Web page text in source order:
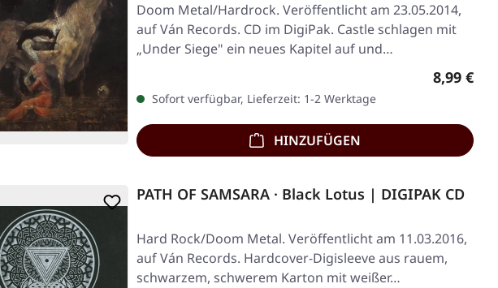
Doom Metal/Hardrock. Veröffentlicht am 23.05.2014,
auf Ván Records. CD im DigiPak. Castle schlagen mit
„Under Siege" ein neues Kapitel auf und…
8,99 €
Sofort verfügbar, Lieferzeit: 1-2 Werktage
HINZUFÜGEN
PATH OF SAMSARA · Black Lotus | DIGIPAK CD
Hard Rock/Doom Metal. Veröffentlicht am 11.03.2016,
auf Ván Records. Hardcover-Digisleeve aus rauem,
schwarzem, schwerem Karton mit weißer…